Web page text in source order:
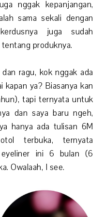
nggak kepanjangan,
sama sekali dengan
juga sudah
produknya.
ragu, kok nggak ada
kapan ya? Biasanya kan
tapi ternyata untuk
dan saya baru ngeh,
hanya ada tulisan 6M
terbuka, ternyata
eyeliner ini 6 bulan (6
Owalaah, I see.